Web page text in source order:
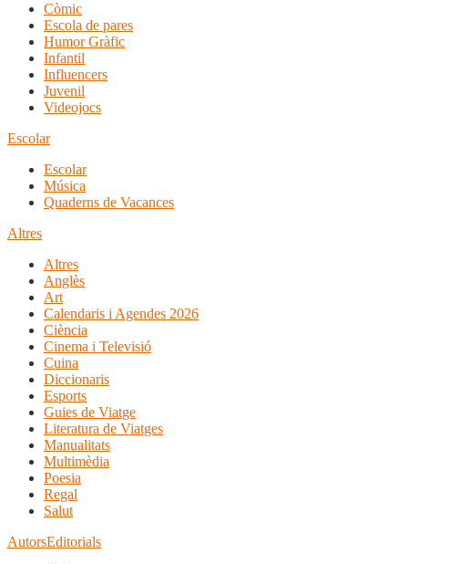
Còmic
Escola de pares
Humor Gràfic
Infantil
Influencers
Juvenil
Videojocs
Escolar
Escolar
Música
Quaderns de Vacances
Altres
Altres
Anglès
Art
Calendaris i Agendes 2026
Ciència
Cinema i Televisió
Cuina
Diccionaris
Esports
Guies de Viatge
Literatura de Viatges
Manualitats
Multimèdia
Poesia
Regal
Salut
AutorsEditorials